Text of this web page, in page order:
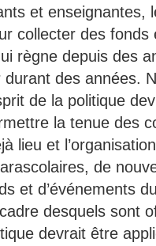
et enseignantes,
collecter des fonds
règne depuis des
durant des années.
de la politique
la tenue des
lieu et l’organisation
de
et d’événements
desquels sont
devrait être